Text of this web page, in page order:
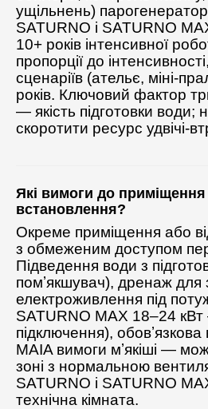
ущільнень)
SATURNO і SATURNO
10+ років інтенсивної
пропорції до
сценаріїв (ательє, міні-
років. Ключовий фактор
— якість підготовки води;
скоротити ресурс удвічі-
Які вимоги до
встановлення?
Окреме приміщення або
з обмеженим доступом
Підведення води з
помʼякшувач), дренаж для
електроживлення під
SATURNO MAX 18–24
підключення),
MAIA вимоги мʼякіші —
зоні з нормальною
SATURNO і SATURNO
технічна кімната.